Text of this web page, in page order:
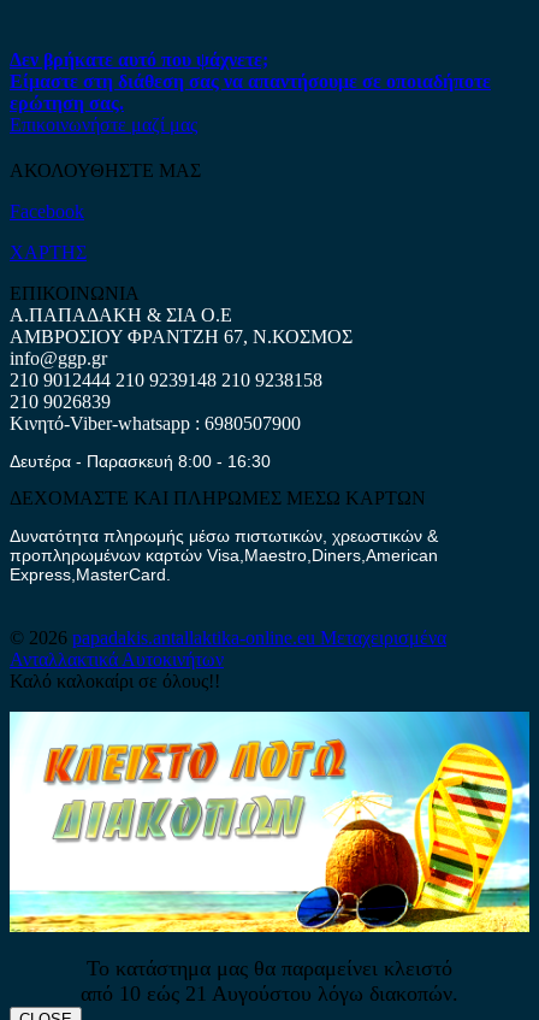
Δεν βρήκατε αυτό που ψάχνετε;
Είμαστε στη διάθεση σας να απαντήσουμε σε οποιαδήποτε
ερώτηση σας.
Επικοινωνήστε μαζί μας
ΑΚΟΛΟΥΘΗΣΤΕ ΜΑΣ
Facebook
ΧΑΡΤΗΣ
ΕΠΙΚΟΙΝΩΝΙΑ
Α.ΠΑΠΑΔΑΚΗ & ΣΙΑ Ο.Ε
ΑΜΒΡΟΣΙΟΥ ΦΡΑΝΤΖΗ 67, Ν.ΚΟΣΜΟΣ
info@ggp.gr
210 9012444 210 9239148 210 9238158
210 9026839
Κινητό-Viber-whatsapp : 6980507900
Δευτέρα - Παρασκευή 8:00 - 16:30
ΔΕΧΟΜΑΣΤΕ ΚΑΙ ΠΛΗΡΩΜΕΣ ΜΕΣΩ ΚΑΡΤΩΝ
Δυνατότητα πληρωμής μέσω πιστωτικών, χρεωστικών &
προπληρωμένων καρτών Visa,Maestro,Diners,American
Express,MasterCard.
© 2026 papadakis.antallaktika-online.eu Μεταχειρισμένα
Ανταλλακτικά Αυτοκινήτων
Καλό καλοκαίρι σε όλους!!
Το κατάστημα μας θα παραμείνει κλειστό
από 10 εώς 21 Αυγούστου λόγω διακοπών.